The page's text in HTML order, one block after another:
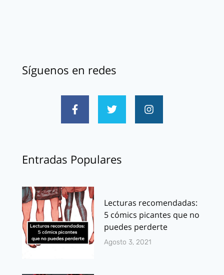
Síguenos en redes
Entradas Populares
Lecturas recomendadas:
5 cómics picantes que no
puedes perderte
Agosto 3, 2021